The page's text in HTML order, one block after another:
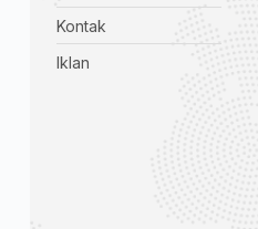
Kontak
Iklan